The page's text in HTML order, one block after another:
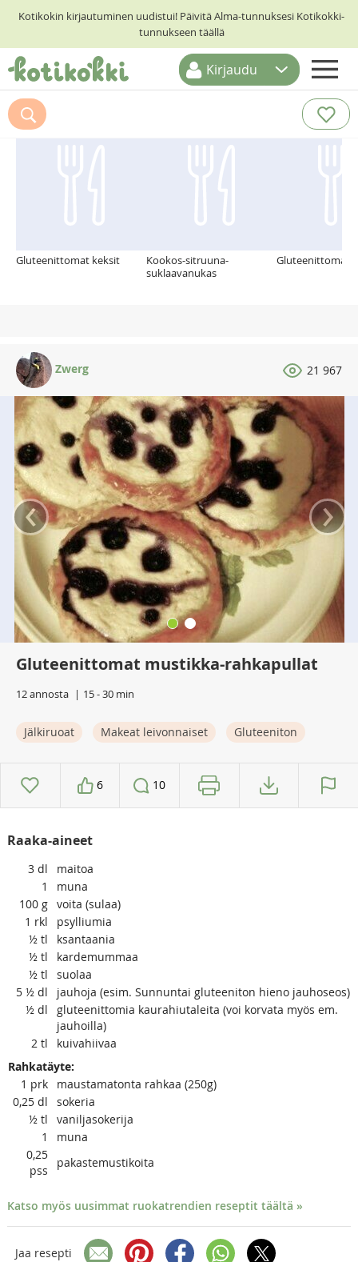
Kotikokin kirjautuminen uudistui! Päivitä Alma-tunnuksesi Kotikokki-
tunnukseen täällä
ETUSIVU
RESEPTIHAKU
Kirjaudu
Suosittelemme myös
Gluteenittomat keksit
Kookos-sitruuna-
suklaavanukas
Gluteenittomat
Zwerg 21 967
‹ ›
Gluteenittomat mustikka-rahkapullat
12 annosta 15 - 30 min
Jälkiruoat Makeat leivonnaiset Gluteeniton
6 10
Raaka-aineet
3 dl
maitoa
1
muna
100 g voita (sulaa)
1 rkl
psylliumia
½ tl
ksantaania
½ tl
kardemummaa
½ tl
suolaa
5 ½ dl
jauhoja (esim. Sunnuntai gluteeniton hieno jauhoseos)
½ dl
gluteenittomia kaurahiutaleita (voi korvata myös em.
jauhoilla)
2 tl
kuivahiivaa
Rahkatäyte:
1 prk
maustamatonta rahkaa (250g)
0,25 dl
sokeria
½ tl
vaniljasokerija
1
muna
0,25
pss
pakastemustikoita
Katso myös uusimmat ruokatrendien reseptit täältä »
Jaa resepti